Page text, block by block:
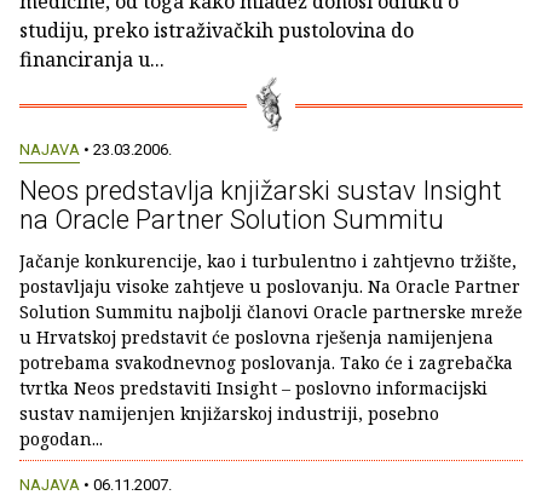
studiju, preko istraživačkih pustolovina do
financiranja u...
NAJAVA • 23.03.2006.
Neos predstavlja knjižarski sustav Insight
na Oracle Partner Solution Summitu
Jačanje konkurencije, kao i turbulentno i zahtjevno tržište,
postavljaju visoke zahtjeve u poslovanju. Na Oracle Partner
Solution Summitu najbolji članovi Oracle partnerske mreže
u Hrvatskoj predstavit će poslovna rješenja namijenjena
potrebama svakodnevnog poslovanja. Tako će i zagrebačka
tvrtka Neos predstaviti Insight – poslovno informacijski
sustav namijenjen knjižarskoj industriji, posebno
pogodan...
NAJAVA • 06.11.2007.